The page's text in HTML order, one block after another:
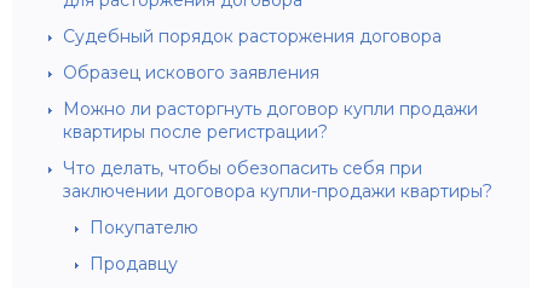
Судебный порядок расторжения договора
Образец искового заявления
Можно ли расторгнуть договор купли продажи
квартиры после регистрации?
Что делать, чтобы обезопасить себя при
заключении договора купли-продажи квартиры?
Покупателю
Продавцу